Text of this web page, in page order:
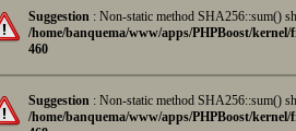
Suggestion : Non-static method SHA256::sum()
/home/banquema/www/apps/PHPBoost/
460
Suggestion : Non-static method SHA256::sum()
/home/banquema/www/apps/PHPBoost/